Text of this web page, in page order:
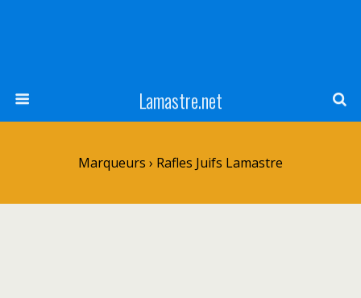
Lamastre.net
Marqueurs › Rafles Juifs Lamastre